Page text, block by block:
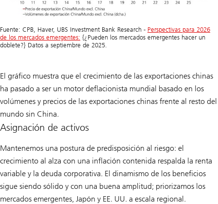
Fuente: CPB, Haver, UBS Investment Bank Research - Perspectivas para 2026
de los mercados emergentes: {¿Pueden los mercados emergentes hacer un
doblete?} Datos a septiembre de 2025.
El gráfico muestra que el crecimiento de las exportaciones chinas
ha pasado a ser un motor deflacionista mundial basado en los
volúmenes y precios de las exportaciones chinas frente al resto del
mundo sin China.
Asignación de activos
Mantenemos una postura de predisposición al riesgo: el
crecimiento al alza con una inflación contenida respalda la renta
variable y la deuda corporativa. El dinamismo de los beneficios
sigue siendo sólido y con una buena amplitud; priorizamos los
mercados emergentes, Japón y EE. UU. a escala regional.